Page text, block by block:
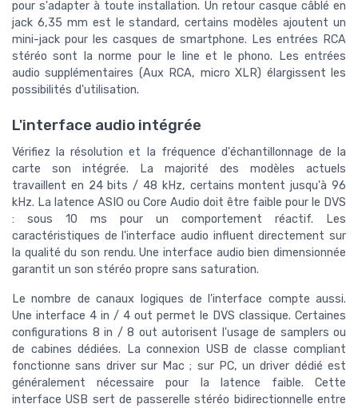
pour s'adapter à toute installation. Un retour casque câblé en
jack 6,35 mm est le standard, certains modèles ajoutent un
mini-jack pour les casques de smartphone. Les entrées RCA
stéréo sont la norme pour le line et le phono. Les entrées
audio supplémentaires (Aux RCA, micro XLR) élargissent les
possibilités d'utilisation.
L'interface audio intégrée
Vérifiez la résolution et la fréquence d'échantillonnage de la
carte son intégrée. La majorité des modèles actuels
travaillent en 24 bits / 48 kHz, certains montent jusqu'à 96
kHz. La latence ASIO ou Core Audio doit être faible pour le DVS
: sous 10 ms pour un comportement réactif. Les
caractéristiques de l'interface audio influent directement sur
la qualité du son rendu. Une interface audio bien dimensionnée
garantit un son stéréo propre sans saturation.
Le nombre de canaux logiques de l'interface compte aussi.
Une interface 4 in / 4 out permet le DVS classique. Certaines
configurations 8 in / 8 out autorisent l'usage de samplers ou
de cabines dédiées. La connexion USB de classe compliant
fonctionne sans driver sur Mac ; sur PC, un driver dédié est
généralement nécessaire pour la latence faible. Cette
interface USB sert de passerelle stéréo bidirectionnelle entre